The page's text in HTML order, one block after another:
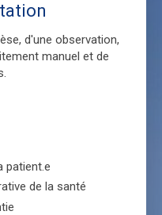
d'une observation,
manuel et de
patient.e
de la santé